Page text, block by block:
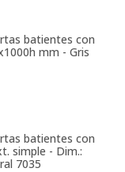
batientes con
mm - Gris
batientes con
simple - Dim.:
7035